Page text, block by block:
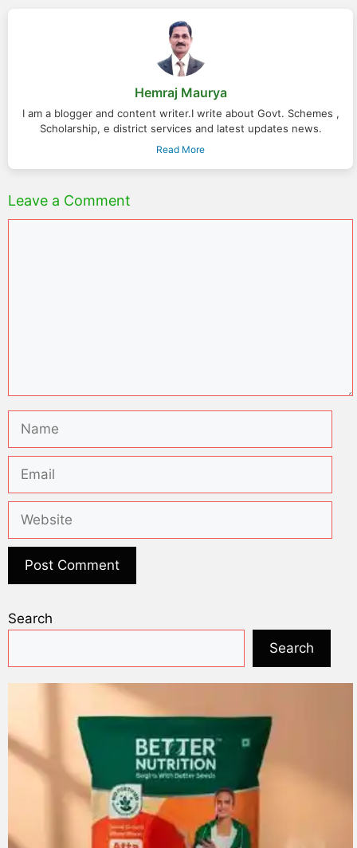
Hemraj Maurya
I am a blogger and content writer.I write about Govt. Schemes ,
Scholarship, e district services and latest updates news.
Read More
Leave a Comment
Search
Search